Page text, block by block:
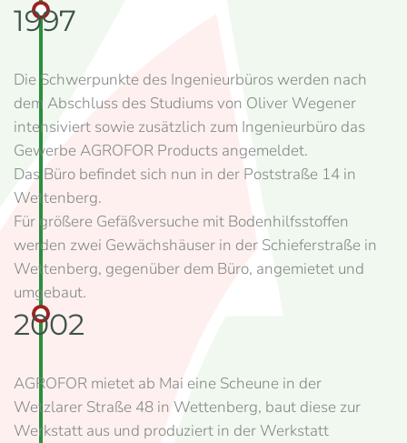
1997
Die Schwerpunkte des Ingenieurbüros werden nach
dem Abschluss des Studiums von Oliver Wegener
intensiviert sowie zusätzlich zum Ingenieurbüro das
Gewerbe AGROFOR Products angemeldet.
Das Büro befindet sich nun in der Poststraße 14 in
Wettenberg.
Für größere Gefäßversuche mit Bodenhilfsstoffen
werden zwei Gewächshäuser in der Schieferstraße in
Wettenberg, gegenüber dem Büro, angemietet und
umgebaut.
2002
AGROFOR mietet ab Mai eine Scheune in der
Wetzlarer Straße 48 in Wettenberg, baut diese zur
Werkstatt aus und produziert in der Werkstatt